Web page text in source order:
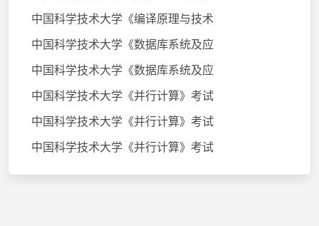
中国科学技术大学《编译原理与技术
中国科学技术大学《数据库系统及应
中国科学技术大学《数据库系统及应
中国科学技术大学《并行计算》考试
中国科学技术大学《并行计算》考试
中国科学技术大学《并行计算》考试